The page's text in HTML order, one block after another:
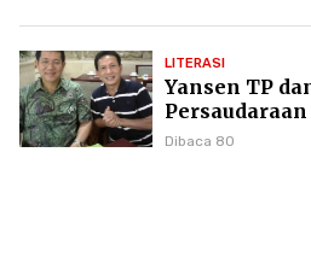
LITERASI
Yansen TP
Literasi Borneo
Dibaca 80